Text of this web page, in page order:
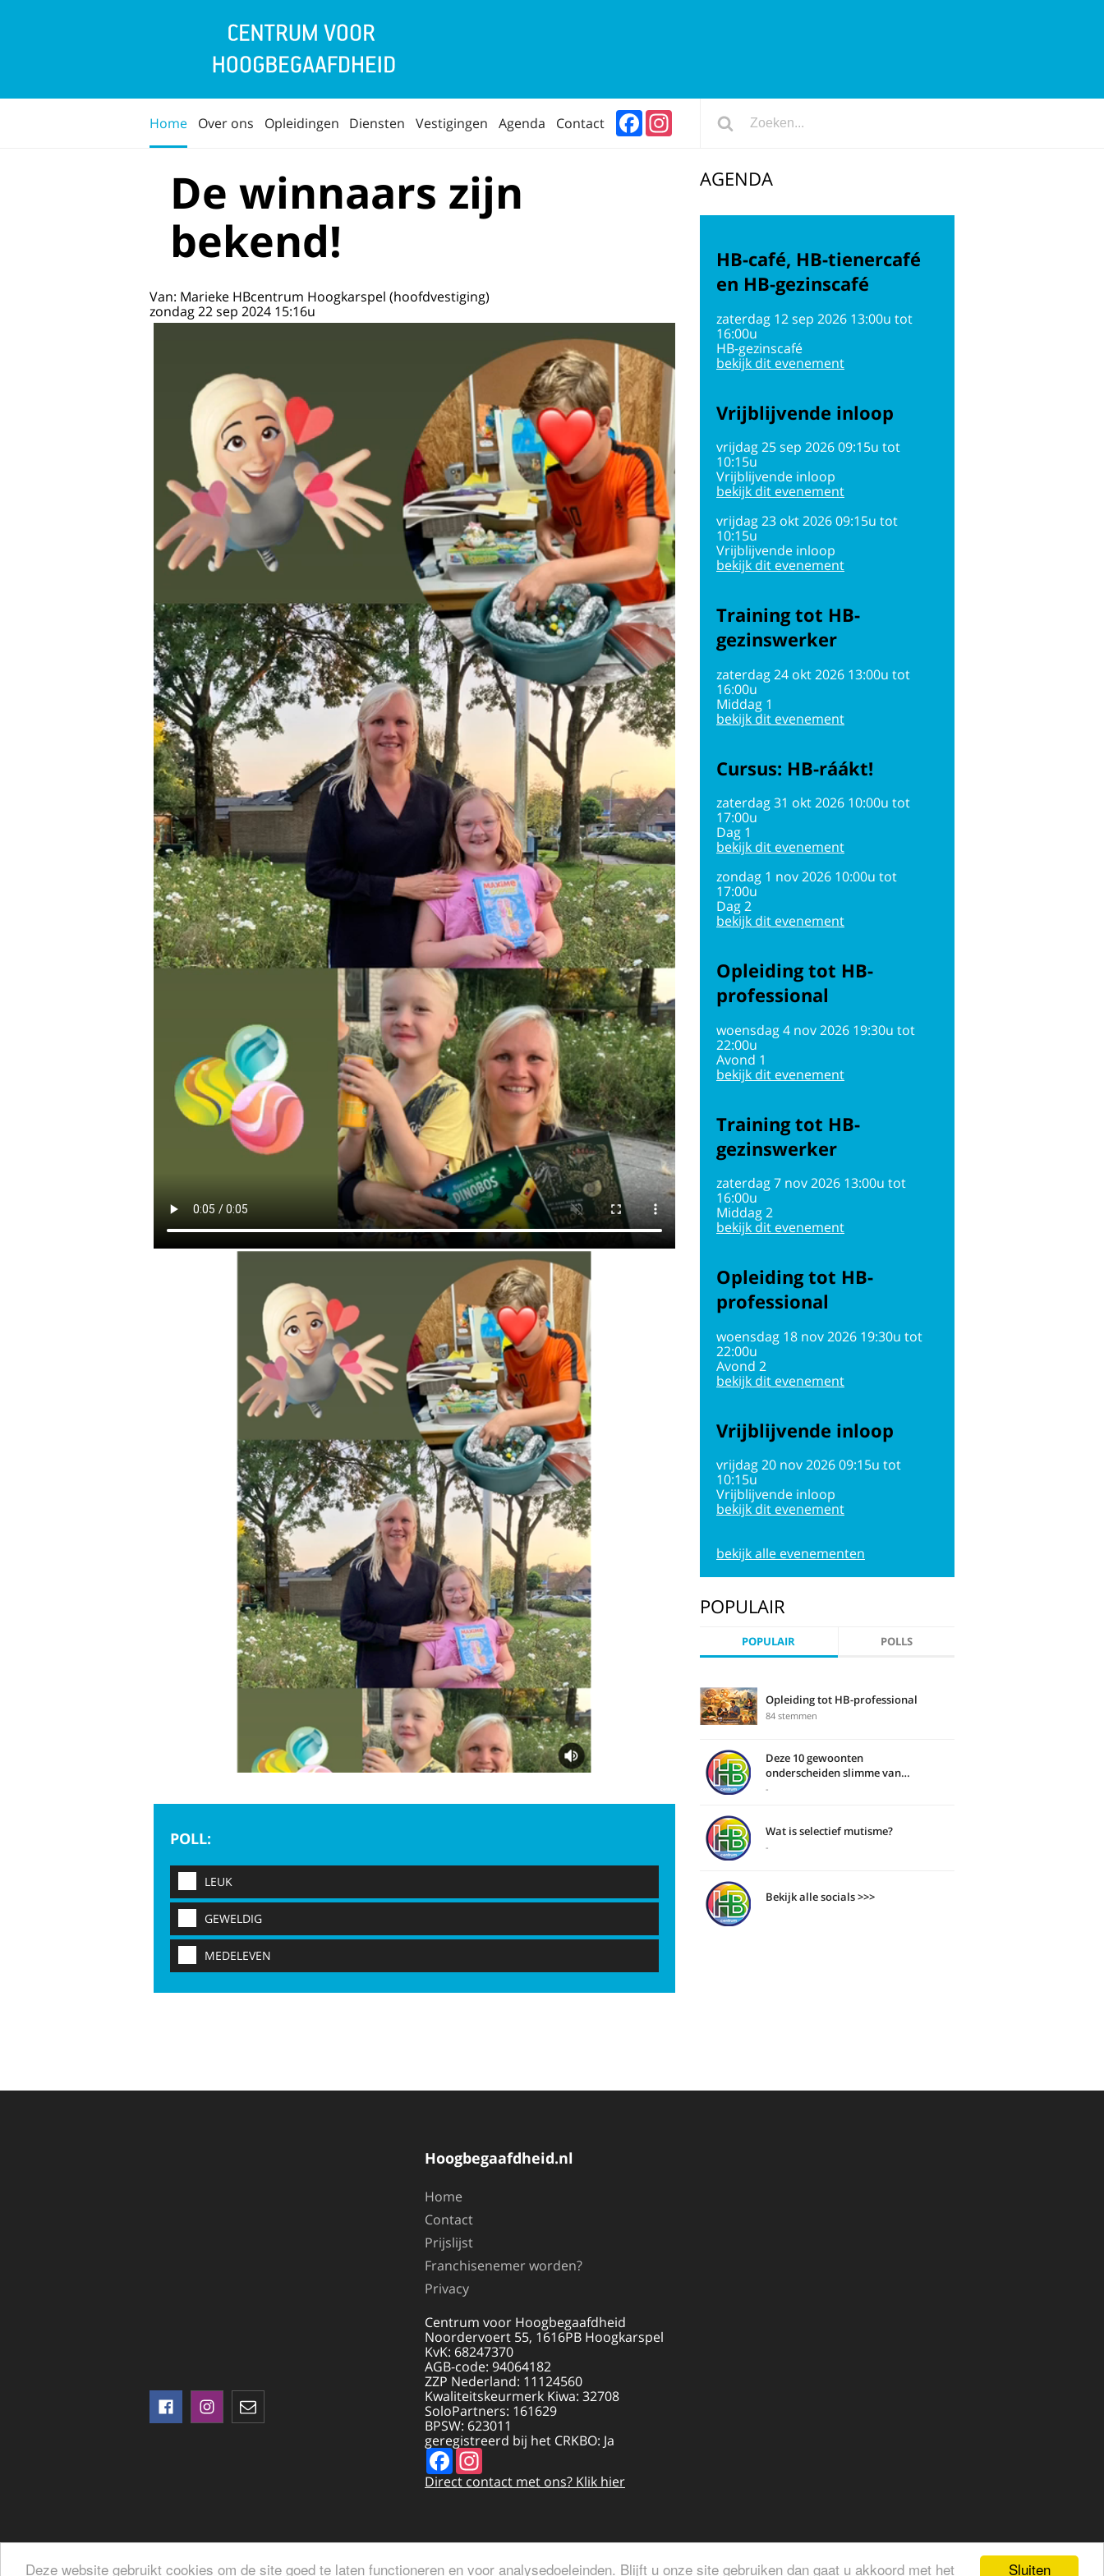
Sluiten
Deze website gebruikt cookies om de site goed te laten functioneren en voor analysedoeleinden. Blijft u onze site gebruiken dan gaat u akkoord met het
Home Over ons Opleidingen Diensten Vestigingen Agenda Contact FacebookInstagram
De winnaars zijn
bekend!
Van: Marieke HBcentrum Hoogkarspel (hoofdvestiging)
zondag 22 sep 2024 15:16u
POLL:
LEUK
GEWELDIG
MEDELEVEN
AGENDA
HB-café, HB-tienercafé
en HB-gezinscafé
zaterdag 12 sep 2026 13:00u tot
16:00u
HB-gezinscafé
bekijk dit evenement
Vrijblijvende inloop
vrijdag 25 sep 2026 09:15u tot
10:15u
Vrijblijvende inloop
bekijk dit evenement
vrijdag 23 okt 2026 09:15u tot
10:15u
Vrijblijvende inloop
bekijk dit evenement
Training tot HB-
gezinswerker
zaterdag 24 okt 2026 13:00u tot
16:00u
Middag 1
bekijk dit evenement
Cursus: HB-ráákt!
zaterdag 31 okt 2026 10:00u tot
17:00u
Dag 1
bekijk dit evenement
zondag 1 nov 2026 10:00u tot
17:00u
Dag 2
bekijk dit evenement
Opleiding tot HB-
professional
woensdag 4 nov 2026 19:30u tot
22:00u
Avond 1
bekijk dit evenement
Training tot HB-
gezinswerker
zaterdag 7 nov 2026 13:00u tot
16:00u
Middag 2
bekijk dit evenement
Opleiding tot HB-
professional
woensdag 18 nov 2026 19:30u tot
22:00u
Avond 2
bekijk dit evenement
Vrijblijvende inloop
vrijdag 20 nov 2026 09:15u tot
10:15u
Vrijblijvende inloop
bekijk dit evenement
bekijk alle evenementen
POPULAIR
POPULAIR POLLS
Opleiding tot HB-professional
84 stemmen
Deze 10 gewoonten
onderscheiden slimme van
domme mensen
-
Wat is selectief mutisme?
-
Bekijk alle socials >>>
Hoogbegaafdheid.nl
Home
Contact
Prijslijst
Franchisenemer worden?
Privacy
Centrum voor Hoogbegaafdheid
Noordervoert 55, 1616PB Hoogkarspel
KvK: 68247370
AGB-code: 94064182
ZZP Nederland: 11124560
Kwaliteitskeurmerk Kiwa: 32708
SoloPartners: 161629
BPSW: 623011
geregistreerd bij het CRKBO: Ja
FacebookInstagram
Direct contact met ons? Klik hier